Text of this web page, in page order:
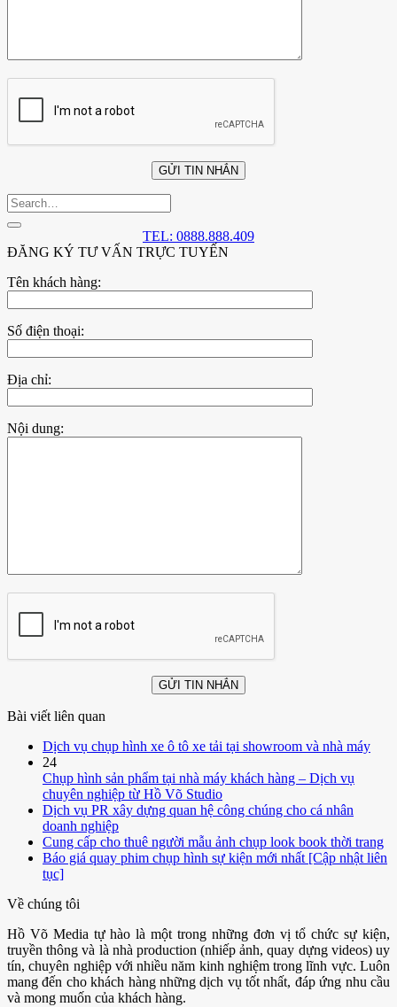
TEL: 0888.888.409
ĐĂNG KÝ TƯ VẤN TRỰC TUYẾN
Tên khách hàng:
Số điện thoại:
Địa chỉ:
Nội dung:
Bài viết liên quan
Dịch vụ chụp hình xe ô tô xe tải tại showroom và nhà máy
24
Chụp hình sản phẩm tại nhà máy khách hàng – Dịch vụ
chuyên nghiệp từ Hồ Võ Studio
Dịch vụ PR xây dựng quan hệ công chúng cho cá nhân
doanh nghiệp
Cung cấp cho thuê người mẫu ảnh chụp look book thời trang
Báo giá quay phim chụp hình sự kiện mới nhất [Cập nhật liên
tục]
Về chúng tôi
Hồ Võ Media tự hào là một trong những đơn vị tổ chức sự kiện,
truyền thông và là nhà production (nhiếp ảnh, quay dựng videos) uy
tín, chuyên nghiệp với nhiều năm kinh nghiệm trong lĩnh vực. Luôn
mang đến cho khách hàng những dịch vụ tốt nhất, đáp ứng nhu cầu
và mong muốn của khách hàng.